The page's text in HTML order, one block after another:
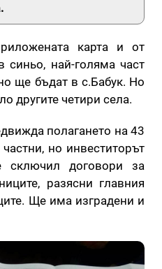
карта и от
синьо, най-голяма част
ще бъдат в с.Бабук. Но
другите четири села.
полагането на 43
но инвеститорът
сключил договори за
разясни главния
Ще има изградени и